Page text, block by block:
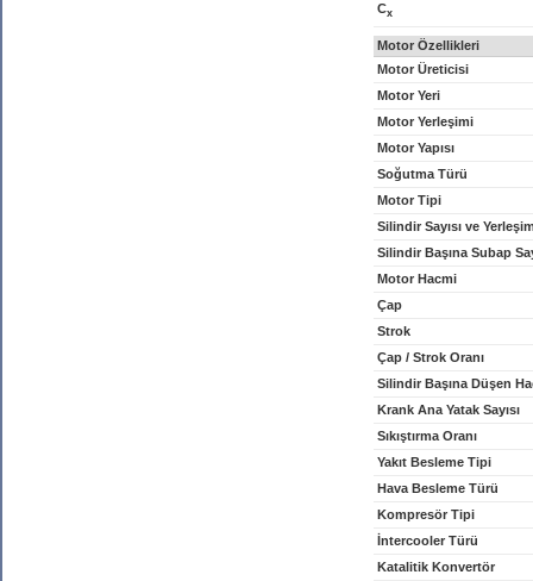
Cx
Motor Özellikleri
Motor Üreticisi
Motor Yeri
Motor Yerleşimi
Motor Yapısı
Soğutma Türü
Motor Tipi
Silindir Sayısı ve
Silindir Başına Subap
Motor Hacmi
Çap
Strok
Çap / Strok Oranı
Silindir Başına Düşen
Krank Ana Yatak Sayısı
Sıkıştırma Oranı
Yakıt Besleme Tipi
Hava Besleme Türü
Kompresör Tipi
İntercooler Türü
Katalitik Konvertör